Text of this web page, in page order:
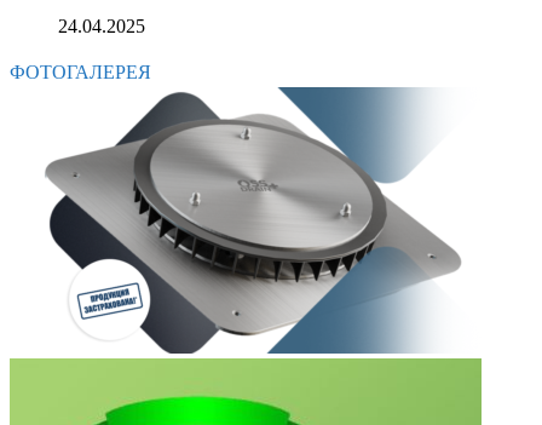
24.04.2025
ФОТОГАЛЕРЕЯ